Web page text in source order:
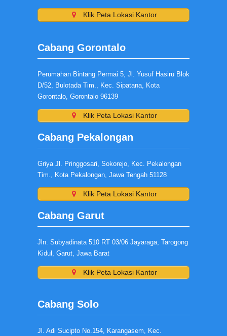
Klik Peta Lokasi Kantor
Cabang Gorontalo
Perumahan Bintang Permai 5, Jl. Yusuf Hasiru Blok
D/52, Bulotada Tim., Kec. Sipatana, Kota
Gorontalo, Gorontalo 96139
Klik Peta Lokasi Kantor
Cabang Pekalongan
Griya Jl. Pringgosari, Sokorejo, Kec. Pekalongan
Tim., Kota Pekalongan, Jawa Tengah 51128
Klik Peta Lokasi Kantor
Cabang Garut
Jln. Subyadinata 510 RT 03/06 Jayaraga, Tarogong
Kidul, Garut, Jawa Barat
Klik Peta Lokasi Kantor
Cabang Solo
Jl. Adi Sucipto No.154, Karangasem, Kec.